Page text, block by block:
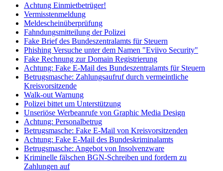
Achtung Einmietbetrüger!
Vermisstenmeldung
Meldescheinüberprüfung
Fahndungsmitteilung der Polizei
Fake Brief des Bundeszentralamts für Steuern
Phishing Versuche unter dem Namen "Eviivo Security"
Fake Rechnung zur Domain Registrierung
Achtung: Fake E-Mail des Bundeszentralamts für Steuern
Betrugsmasche: Zahlungsaufruf durch vermeintliche
Kreisvorsitzende
Walk-out Warnung
Polizei bittet um Unterstützung
Unseriöse Werbeanrufe von Graphic Media Design
Achtung: Personalbetrug
Betrugsmasche: Fake E-Mail von Kreisvorsitzenden
Achtung: Fake E-Mail des Bundeskriminalamts
Betrugsmasche: Angebot von Insolvenzware
Kriminelle fälschen BGN-Schreiben und fordern zu
Zahlungen auf